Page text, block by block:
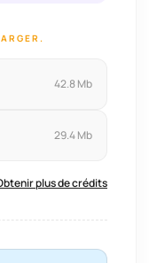
42.8 Mb
29.4 Mb
plus de crédits